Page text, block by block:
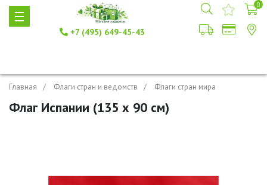
+7 (495) 649-45-43
0
Главная Флаги стран и ведомств Флаги стран мира
Флаг Испании (135 х 90 см)